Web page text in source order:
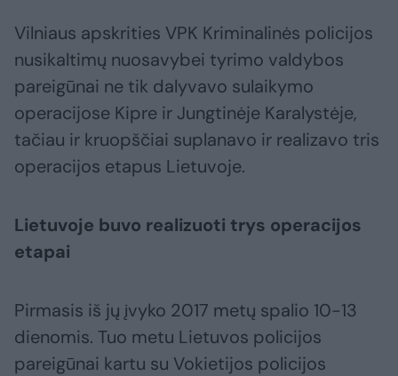
Vilniaus apskrities VPK Kriminalinės policijos
nusikaltimų nuosavybei tyrimo valdybos
pareigūnai ne tik dalyvavo sulaikymo
operacijose Kipre ir Jungtinėje Karalystėje,
tačiau ir kruopščiai suplanavo ir realizavo tris
operacijos etapus Lietuvoje.
Lietuvoje buvo realizuoti trys operacijos
etapai
Pirmasis iš jų įvyko 2017 metų spalio 10-13
dienomis. Tuo metu Lietuvos policijos
pareigūnai kartu su Vokietijos policijos